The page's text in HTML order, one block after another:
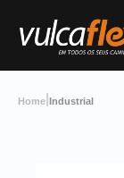
Home Industrial